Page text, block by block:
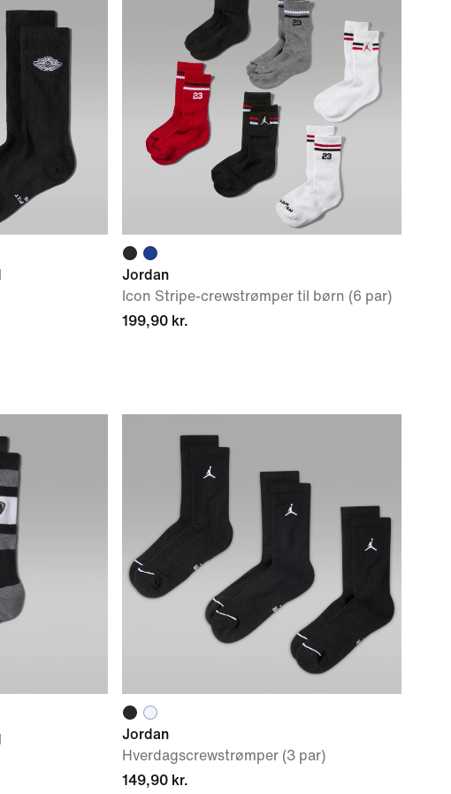
Jordan
Icon Stripe-crewstrømper til børn (6 par)
199,90 kr.
Jordan
Hverdagscrewstrømper (3 par)
149,90 kr.